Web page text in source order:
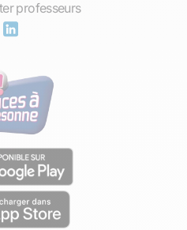
professeurs